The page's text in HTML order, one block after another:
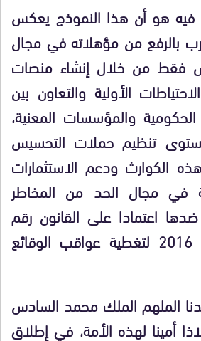
هو أن هذا النموذج يعكس
بالرفع من مؤهلاته في مجال
فقط من خلال إنشاء منصات
الأولية والتعاون بين
والمؤسسات المعنية،
تنظيم حملات التحسيس
الكوارث ودعم الاستثمارات
في مجال الحد من المخاطر
ضدها اعتمادا على القانون رقم
110-14 في عام 2016 لتغطية عواقب الوقائع
الملهم الملك محمد السادس
أمينا لهذه الأمة، في إطلاق